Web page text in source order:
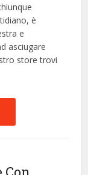
è
e
asciugare
store trovi